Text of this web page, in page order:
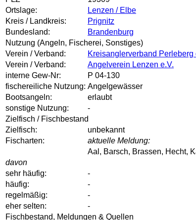
Ortslage:
Lenzen / Elbe
Kreis / Landkreis:
Prignitz
Bundesland:
Brandenburg
Nutzung (Angeln, Fischerei, Sonstiges)
Verein / Verband:
Kreisanglerverband Perleberg
Verein / Verband:
Angelverein Lenzen e.V.
interne Gew-Nr:
P 04-130
fischereiliche Nutzung: Angelgewässer
Bootsangeln:
erlaubt
sonstige Nutzung:
-
Zielfisch / Fischbestand
Zielfisch:
unbekannt
Fischarten:
aktuelle Meldung:
Aal, Barsch, Brassen, Hecht,
davon
sehr häufig:
-
häufig:
-
regelmäßig:
-
eher selten:
-
Fischbestand, Meldungen & Quellen